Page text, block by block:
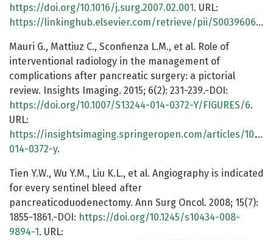
https://doi.org/10.1016/j.surg.2007.02.001 . URL:
https://linkinghub.elsevier.com/retrieve/pii/S0039606007001055
Mauri G., Mattiuz C., Sconfienza L.M., et al. Role of
interventional radiology in the management of
complications after pancreatic surgery: a pictorial
review. Insights Imaging. 2015; 6(2): 231-239.-DOI:
https://doi.org/10.1007/S13244-014-0372-Y/FIGURES/6.
URL:
https://insightsimaging.springeropen.com/articles/
014-0372-y.
Tien Y.W., Wu Y.M., Liu K.L., et al. Angiography is indicated
for every sentinel bleed after
pancreaticoduodenectomy. Ann Surg Oncol. 2008; 15(7):
1855-1861.-DOI: https://doi.org/10.1245/s10434-008-
9894-1 . URL: